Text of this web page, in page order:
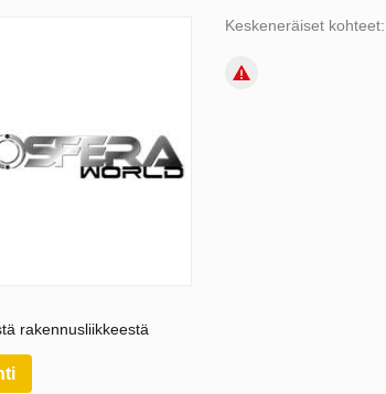
Keskeneräiset kohteet:
rakennusliikkeestä